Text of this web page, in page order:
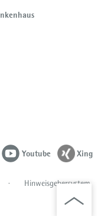
Hinweisgebersystem
Youtube Xing